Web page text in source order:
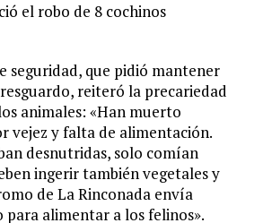
el robo de 8 cochinos
seguridad, que pidió mantener
reiteró la precariedad
animales: «Han muerto
vejez y falta de alimentación.
desnutridas, solo comían
ingerir también vegetales y
de La Rinconada envía
para alimentar a los felinos».